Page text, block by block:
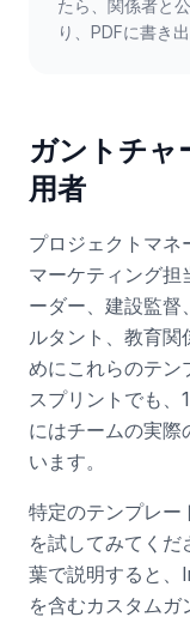
たら、関係者と
り、PDFに書き
ガントチャ
用者
プロジェクトマネ
マーケティング担
ーダー、建設監督
ルタント、教育関
めにこれらのテン
スプリントでも、
にはチームの実際
います。
特定のテンプレー
を試してみてく
葉で説明すると
を含むカスタム